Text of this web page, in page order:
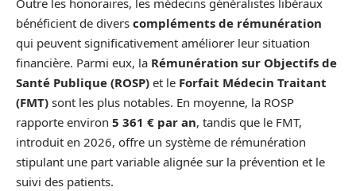
Outre les honoraires, les médecins généralistes libéraux
bénéficient de divers compléments de rémunération
qui peuvent significativement améliorer leur situation
financière. Parmi eux, la Rémunération sur Objectifs de
Santé Publique (ROSP) et le Forfait Médecin Traitant
(FMT) sont les plus notables. En moyenne, la ROSP
rapporte environ 5 361 € par an, tandis que le FMT,
introduit en 2026, offre un système de rémunération
stipulant une part variable alignée sur la prévention et le
suivi des patients.